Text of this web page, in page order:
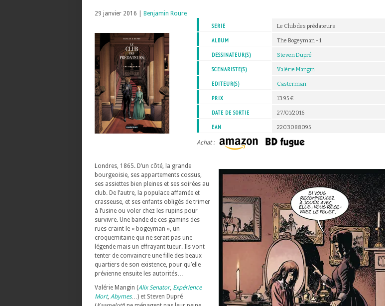
29 janvier 2016 |
Benjamin Roure
SERIE
Le Club des prédateurs
ALBUM The Bogeyman - 1
DESSINATEUR(S) Steven Dupré
SCENARISTE(S) Valérie Mangin
EDITEUR(S) Casterman
PRIX 13.95 €
DATE DE SORTIE 27/01/2016
EAN 2203088095
Achat :
Londres, 1865. D’un côté, la grande
bourgeoisie, ses appartements cossus,
ses assiettes bien pleines et ses soirées au
club. De l’autre, la populace affamée et
crasseuse, et ses enfants obligés de trimer
à l’usine ou voler chez les rupins pour
survivre. Une bande de ces gamins des
rues craint le « bogeyman », un
croquemitaine qui ne serait pas une
légende mais un effrayant tueur. Ils vont
tenter de convaincre une fille des beaux
quartiers de son existence, pour qu’elle
prévienne ensuite les autorités…
Valérie Mangin (Alix Senator, Expérience
Mort, Abymes…) et Steven Dupré